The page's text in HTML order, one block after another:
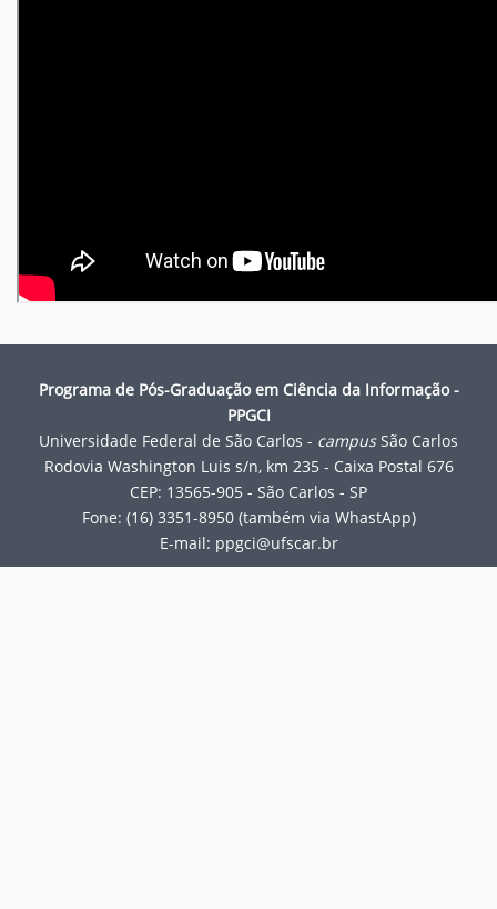
Programa de Pós-Graduação em Ciência da Informação -
PPGCI
Universidade Federal de São Carlos - campusSão Carlos
Rodovia Washington Luis s/n, km 235 - Caixa Postal 676
CEP: 13565-905 - São Carlos - SP
Fone: (16) 3351-8950 (também via WhastApp)
E-mail: ppgci@ufscar.br